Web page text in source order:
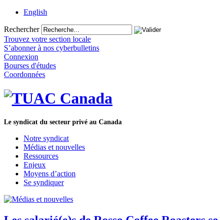
English
Rechercher
Trouvez votre section locale
S’abonner à nos cyberbulletins
Connexion
Bourses d'études
Coordonnées
Le syndicat du secteur privé au Canada
Notre syndicat
Médias et nouvelles
Ressources
Enjeux
Moyens d’action
Se syndiquer